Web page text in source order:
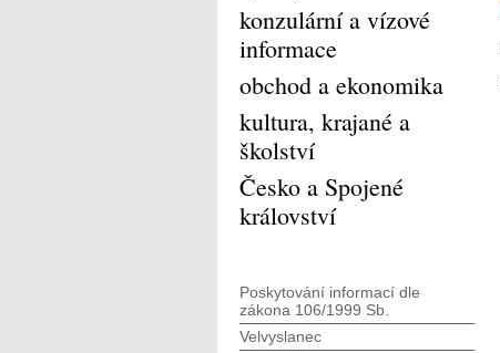
konzulární a vízové
informace
obchod a ekonomika
kultura, krajané a
školství
Česko a Spojené
království
Poskytování informací dle
zákona 106/1999 Sb.
Velvyslanec